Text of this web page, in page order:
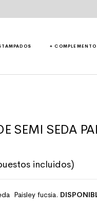
+
SEMI SEDA
incluidos)
Paisley fucsia.